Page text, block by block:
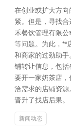
在创业或扩大方
紧。但是，寻找
禾餐饮管理有限
等问题。为此，**
和商家的过劲助
铺转让信息，包
要开一家奶茶店
洽需求的店铺资
晋升了找店后果
新闻动态